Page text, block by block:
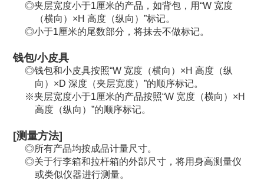
夹层宽度小于1厘米的产品，如背包，用“W 宽度
（横向）×H 高度（纵向）”标记。
小于1厘米的尾数部分，将抹去不做标记。
钱包/小皮具
钱包和小皮具按照“W 宽度（横向）×H 高度（纵
向）×D 深度（夹层宽度）”的顺序标记。
夹层宽度小于1厘米的产品按照“W 宽度（横向）×H
高度（纵向）”的顺序标记。
[测量方法]
所有产品均按成品计量尺寸。
关于行李箱和拉杆箱的外部尺寸，将用身高测量仪
或类似仪器进行测量。